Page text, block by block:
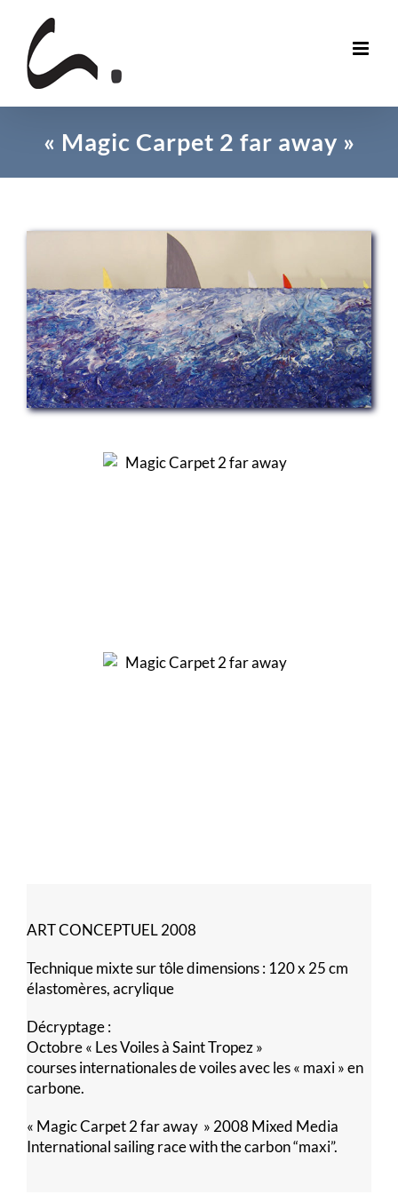
content
« Magic Carpet 2 far away »
ART CONCEPTUEL 2008
Technique mixte sur tôle dimensions : 120 x 25 cm
élastomères, acrylique
Décryptage :
Octobre « Les Voiles à Saint Tropez »
courses internationales de voiles avec les « maxi » en
carbone.
« Magic Carpet 2 far away » 2008 Mixed Media
International sailing race with the carbon “maxi”.